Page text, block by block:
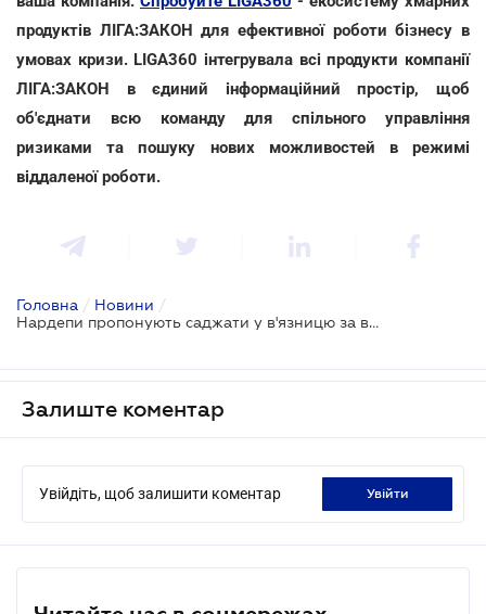
продуктів ЛІГА:ЗАКОН для ефективної роботи бізнесу в
умовах кризи. LIGA360 інтегрувала всі продукти компанії
ЛІГА:ЗАКОН в єдиний інформаційний простір, щоб
об'єднати всю команду для спільного управління
ризиками та пошуку нових можливостей в режимі
віддаленої роботи.
Головна / Новини /
Нардепи пропонують саджати у в'язницю за викрадення тільки дорогих авто
Залиште коментар
Увійдіть, щоб залишити коментар увійти